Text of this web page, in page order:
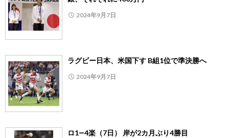
2024年9月7日
ラグビー日本、米国下す B組1位で準決勝へ
2024年9月7日
ロ1―4楽（7日） 岸が2カ月ぶり4勝目